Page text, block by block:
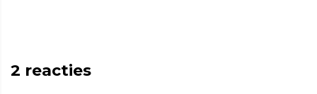
2 reacties